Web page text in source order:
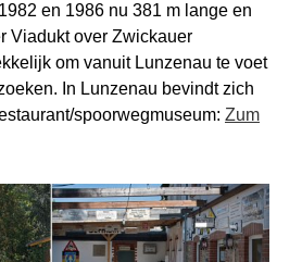
en 1986 nu 381 m lange en
Viadukt over Zwickauer
om vanuit Lunzenau te voet
In Lunzenau bevindt zich
spoor­weg­museum: Zum